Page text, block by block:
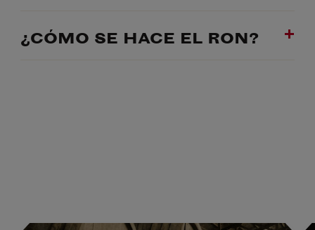
¿CÓMO SE HACE EL RON?